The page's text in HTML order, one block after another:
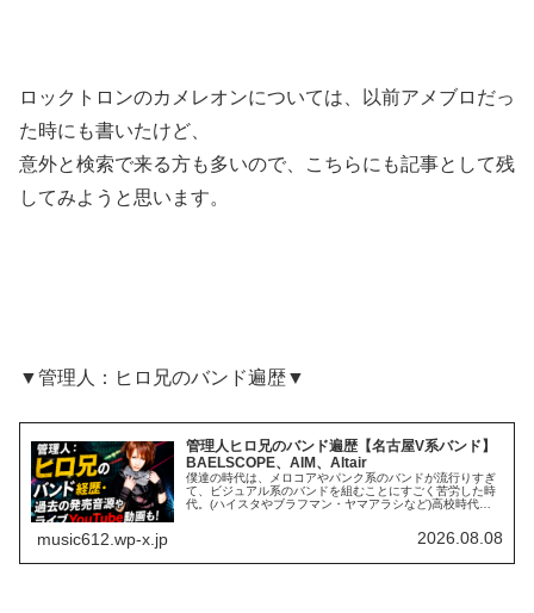
ロックトロンのカメレオンについては、以前アメブロだっ
た時にも書いたけど、
意外と検索で来る方も多いので、こちらにも記事として残
してみようと思います。
▼管理人：ヒロ兄のバンド遍歴▼
管理人ヒロ兄のバンド遍歴【名古屋V系バンド】
BAELSCOPE、AIM、Altair
僕達の時代は、メロコアやパンク系のバンドが流行りすぎ
て、ビジュアル系のバンドを組むことにすごく苦労した時
代。(ハイスタやブラフマン・ヤマアラシなど)高校時代の
music612.wp-x.jp 2026.08.08